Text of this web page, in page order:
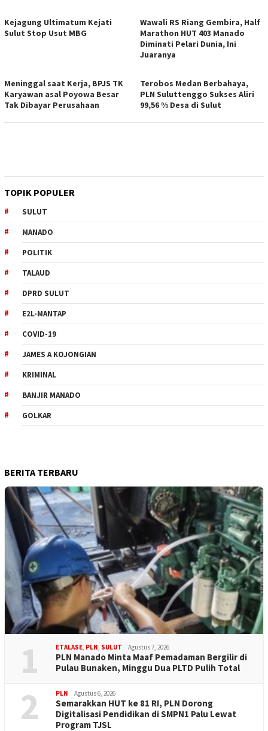
Kejagung Ultimatum Kejati
Sulut Stop Usut MBG
Wawali RS Riang Gembira, Half
Marathon HUT 403 Manado
Diminati Pelari Dunia, Ini
Juaranya
Meninggal saat Kerja, BPJS TK
Karyawan asal Poyowa Besar
Tak Dibayar Perusahaan
Terobos Medan Berbahaya,
PLN Suluttenggo Sukses Aliri
99,56 % Desa di Sulut
TOPIK POPULER
SULUT
MANADO
POLITIK
TALAUD
DPRD SULUT
E2L-MANTAP
COVID-19
JAMES A KOJONGIAN
KRIMINAL
BANJIR MANADO
GOLKAR
BERITA TERBARU
1 ETALASE PLN SULUT Agustus 7, 2026
PLN Manado Minta Maaf Pemadaman Bergilir di
Pulau Bunaken, Minggu Dua PLTD Pulih Total
2 PLN Agustus 6, 2026
Semarakkan HUT ke 81 RI, PLN Dorong
Digitalisasi Pendidikan di SMPN1 Palu Lewat
Program TJSL